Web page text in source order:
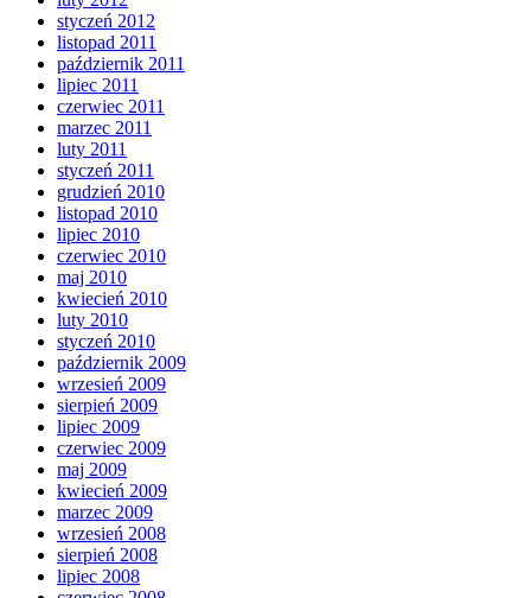
styczeń 2012
listopad 2011
październik 2011
lipiec 2011
czerwiec 2011
marzec 2011
luty 2011
styczeń 2011
grudzień 2010
listopad 2010
lipiec 2010
czerwiec 2010
maj 2010
kwiecień 2010
luty 2010
styczeń 2010
październik 2009
wrzesień 2009
sierpień 2009
lipiec 2009
czerwiec 2009
maj 2009
kwiecień 2009
marzec 2009
wrzesień 2008
sierpień 2008
lipiec 2008